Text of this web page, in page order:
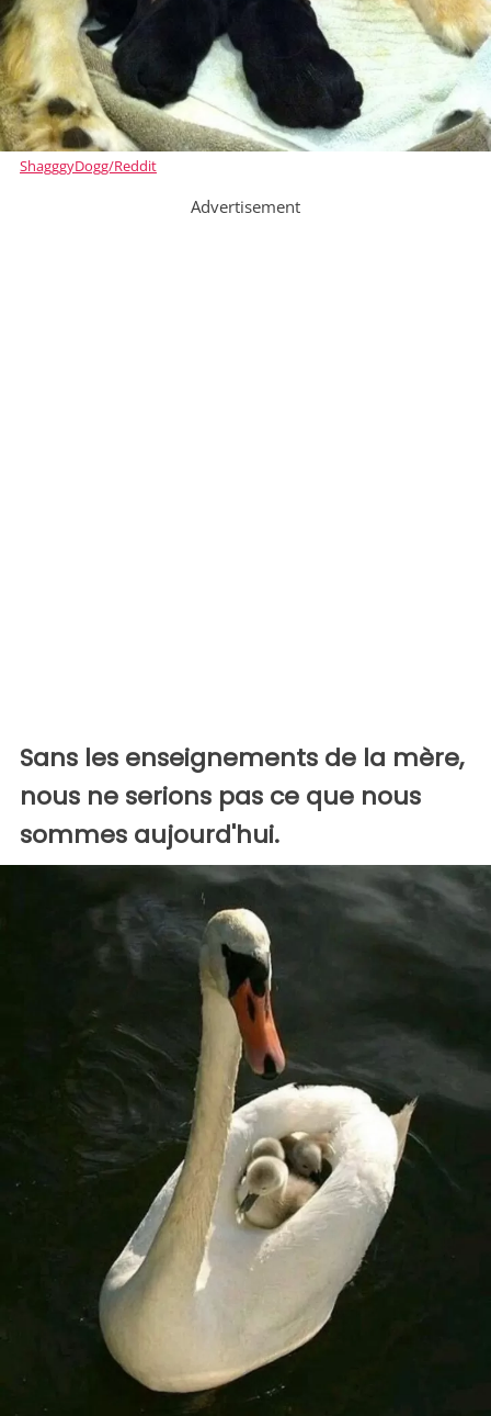
ShagggyDogg/Reddit
Advertisement
Sans les enseignements de la mère,
nous ne serions pas ce que nous
sommes aujourd'hui.